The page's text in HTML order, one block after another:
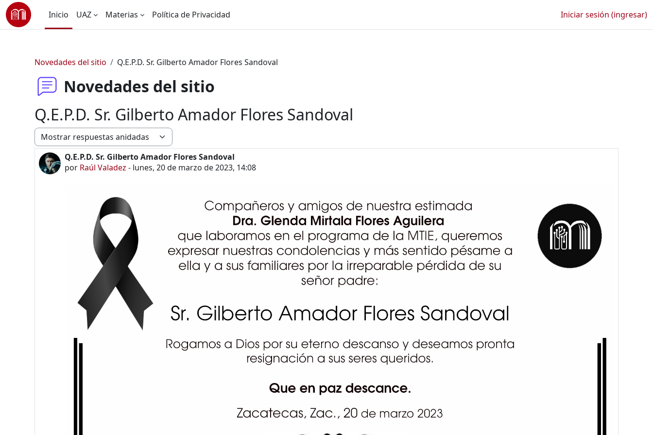
Saltar al contenido principal
Inicio
UAZ Materias Política de Privacidad Iniciar sesión (ingresar)
Novedades del sitio Q.E.P.D. Sr. Gilberto Amador Flores Sandoval
Novedades del sitio
Q.E.P.D. Sr. Gilberto Amador Flores Sandoval
Modo de visualización
Q.E.P.D. Sr. Gilberto Amador Flores Sandoval
por Raúl Valadez - lunes, 20 de marzo de 2023, 14:08
Número de respuestas: 0